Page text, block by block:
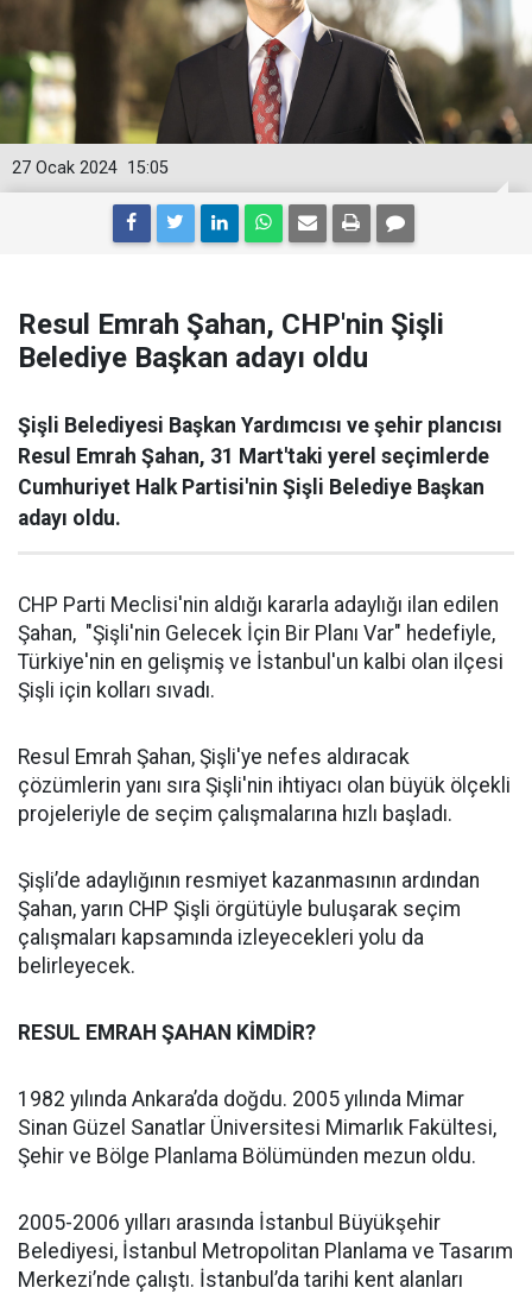
15:05
27 Ocak 2024
Resul Emrah Şahan, CHP'nin Şişli
Belediye Başkan adayı oldu
Şişli Belediyesi Başkan Yardımcısı ve şehir plancısı
Resul Emrah Şahan, 31 Mart'taki yerel seçimlerde
Cumhuriyet Halk Partisi'nin Şişli Belediye Başkan
adayı oldu.
CHP Parti Meclisi'nin aldığı kararla adaylığı ilan edilen
Şahan, "Şişli'nin Gelecek İçin Bir Planı Var" hedefiyle,
Türkiye'nin en gelişmiş ve İstanbul'un kalbi olan ilçesi
Şişli için kolları sıvadı.
Resul Emrah Şahan, Şişli'ye nefes aldıracak
çözümlerin yanı sıra Şişli'nin ihtiyacı olan büyük ölçekli
projeleriyle de seçim çalışmalarına hızlı başladı.
Şişli’de adaylığının resmiyet kazanmasının ardından
Şahan, yarın CHP Şişli örgütüyle buluşarak seçim
çalışmaları kapsamında izleyecekleri yolu da
belirleyecek.
RESUL EMRAH ŞAHAN KİMDİR?
1982 yılında Ankara’da doğdu. 2005 yılında Mimar
Sinan Güzel Sanatlar Üniversitesi Mimarlık Fakültesi,
Şehir ve Bölge Planlama Bölümünden mezun oldu.
2005-2006 yılları arasında İstanbul Büyükşehir
Belediyesi, İstanbul Metropolitan Planlama ve Tasarım
Merkezi’nde çalıştı. İstanbul’da tarihi kent alanları